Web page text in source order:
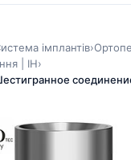
імплантів›
| IH›